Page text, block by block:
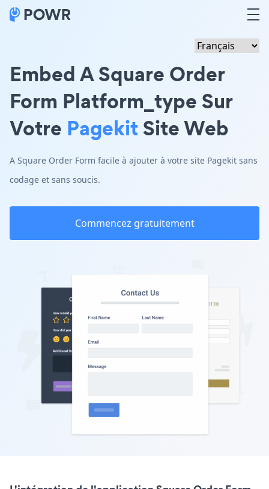
Embed A Square Order
Form Platform_type Sur
Votre PagekitSite Web
A Square Order Form facile à ajouter à votre site Pagekit sans
codage et sans soucis.
Commencez gratuitement